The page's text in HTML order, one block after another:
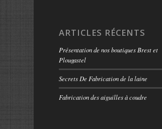
ARTICLES RÉCENTS
Présentation de nos boutiques Brest et
Plougastel
Secrets De Fabrication de la laine
Fabrication des aiguilles à coudre